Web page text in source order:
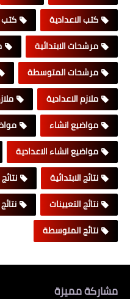
كتب الاعدادية
مرشحات الابتدائية
مرشحات المتوسطة
ملازم الاعدادية
مواضيع انشاء
مواضيع انشاء الاعدادية
نتائج الابتدائية
نتائج التعيينات
نتائج المتوسطة
مشاركة مميزة